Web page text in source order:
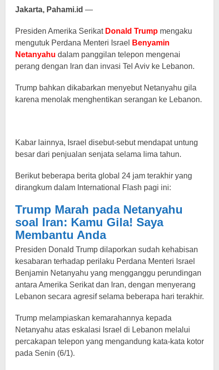
Jakarta, Pahami.id —
Presiden Amerika Serikat Donald Trump mengaku
mengutuk Perdana Menteri Israel
Benyamin
Netanyahu dalam panggilan telepon mengenai
perang dengan Iran dan invasi Tel Aviv ke Lebanon.
Trump bahkan dikabarkan menyebut Netanyahu gila
karena menolak menghentikan serangan ke Lebanon.
Kabar lainnya, Israel disebut-sebut mendapat untung
besar dari penjualan senjata selama lima tahun.
Berikut beberapa berita global 24 jam terakhir yang
dirangkum dalam International Flash pagi ini:
Trump Marah pada Netanyahu
soal Iran: Kamu Gila! Saya
Membantu Anda
Presiden Donald Trump dilaporkan sudah kehabisan
kesabaran terhadap perilaku Perdana Menteri Israel
Benjamin Netanyahu yang mengganggu perundingan
antara Amerika Serikat dan Iran, dengan menyerang
Lebanon secara agresif selama beberapa hari terakhir.
Trump melampiaskan kemarahannya kepada
Netanyahu atas eskalasi Israel di Lebanon melalui
percakapan telepon yang mengandung kata-kata kotor
pada Senin (6/1).